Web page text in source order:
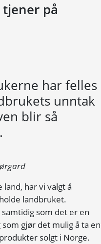
på
har felles
unntak
blir så
har vi valgt å
landbruket.
som det er en
gjør det mulig å ta en
solgt i Norge.